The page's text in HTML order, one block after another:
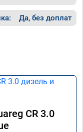
Да, без доплат
CR 3.0